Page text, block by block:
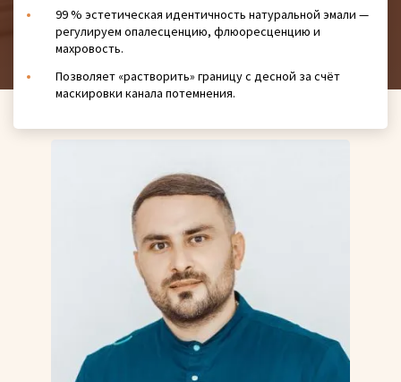
99 % эстетическая идентичность натуральной эмали —
регулируем опалесценцию, флюоресценцию и
махровость.
Позволяет «растворить» границу с десной за счёт
маскировки канала потемнения.